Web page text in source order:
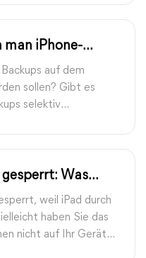
man iPhone-
auf dem
sollen? Gibt es
selektiv
Was
weil iPad durch
haben Sie das
nicht auf Ihr Gerät